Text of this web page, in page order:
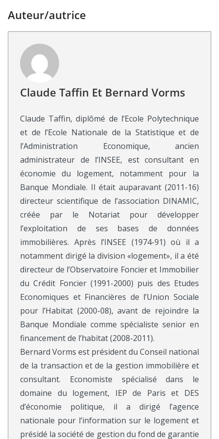
Auteur/autrice
Claude Taffin Et Bernard Vorms
Claude Taffin, diplômé de l’Ecole Polytechnique
et de l’Ecole Nationale de la Statistique et de
l’Administration Economique, ancien
administrateur de l’INSEE, est consultant en
économie du logement, notamment pour la
Banque Mondiale. Il était auparavant (2011-16)
directeur scientifique de l’association DINAMIC,
créée par le Notariat pour développer
l’exploitation de ses bases de données
immobilières. Après l’INSEE (1974-91) où il a
notamment dirigé la division «logement», il a été
directeur de l’Observatoire Foncier et Immobilier
du Crédit Foncier (1991-2000) puis des Etudes
Economiques et Financières de l’Union Sociale
pour l’Habitat (2000-08), avant de rejoindre la
Banque Mondiale comme spécialiste senior en
financement de l’habitat (2008-2011).
Bernard Vorms est président du Conseil national
de la transaction et de la gestion immobilière et
consultant. Economiste spécialisé dans le
domaine du logement, IEP de Paris et DES
d’économie politique, il a dirigé l’agence
nationale pour l’information sur le logement et
présidé la société de gestion du fond de garantie